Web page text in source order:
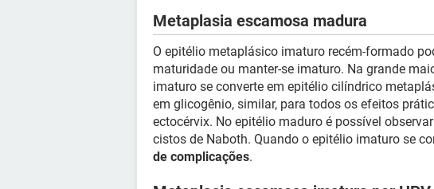
Metaplasia escamosa madura
O epitélio metaplásico imaturo recém-formado
maturidade ou manter-se imaturo. Na grande
imaturo se converte em epitélio cilíndrico
em glicogênio, similar, para todos os efeitos
ectocérvix. No epitélio maduro é possível
cistos de Naboth. Quando o epitélio imaturo se
de complicações.